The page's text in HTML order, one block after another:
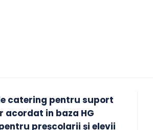
catering pentru suport
acordat in baza HG
preșcolarii și elevii